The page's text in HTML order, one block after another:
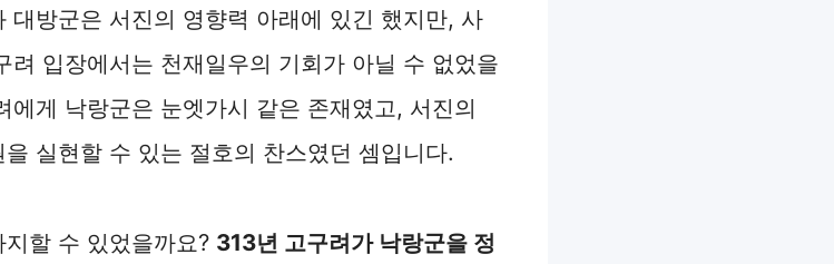
대방군은 서진의 영향력 아래에 있긴 했지만, 사
려 입장에서는 천재일우의 기회가 아닐 수 없었을
게 낙랑군은 눈엣가시 같은 존재였고, 서진의
실현할 수 있는 절호의 찬스였던 셈입니다.
할 수 있었을까요? 313년 고구려가 낙랑군을 정